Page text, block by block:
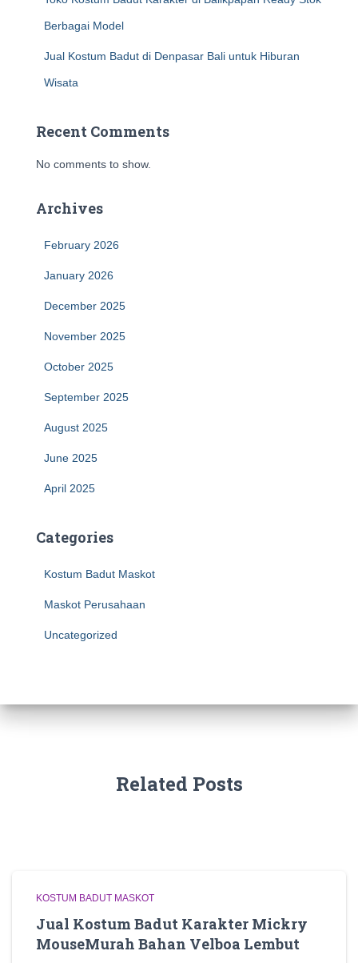
Berbagai Model
Jual Kostum Badut di Denpasar Bali untuk Hiburan
Wisata
Recent Comments
No comments to show.
Archives
February 2026
January 2026
December 2025
November 2025
October 2025
September 2025
August 2025
June 2025
April 2025
Categories
Kostum Badut Maskot
Maskot Perusahaan
Uncategorized
Related Posts
KOSTUM BADUT MASKOT
Jual Kostum Badut Karakter Mickry
MouseMurah Bahan Velboa Lembut